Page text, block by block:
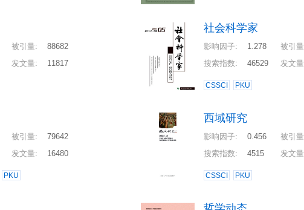
被引量:
88682
发文量: 11817
社会科学家
影响因子: 1.278 被引量
搜索指数: 46529 发文量
CSSCI PKU
被引量:
79642
发文量: 16480
PKU
西域研究
影响因子: 0.456 被引量
搜索指数: 4515 发文量
CSSCI PKU